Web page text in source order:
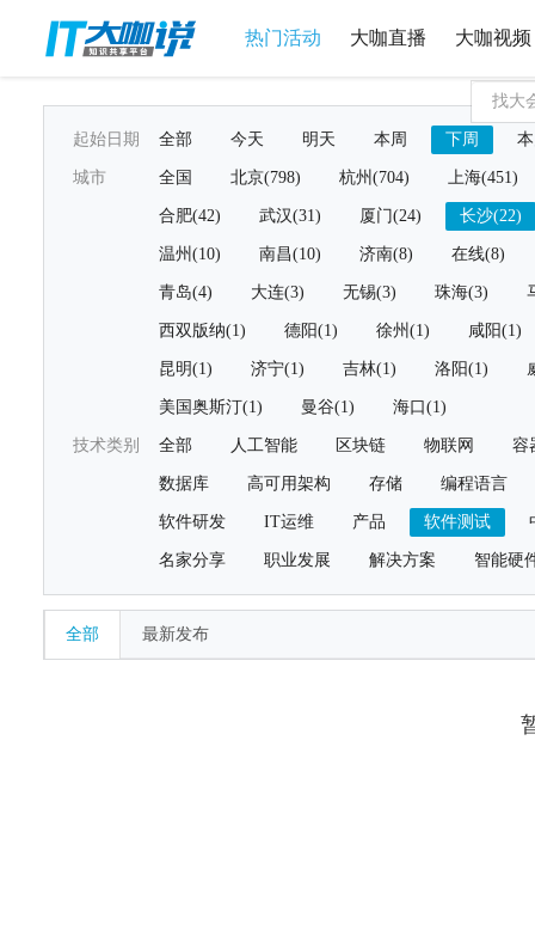
热门活动 大咖直播 大咖视频
起始日期 全部 今天 明天 本周 下周
城市 全国 北京(798) 杭州(704) 上海(451)
合肥(42) 武汉(31) 厦门(24) 长沙(22)
温州(10) 南昌(10) 济南(8) 在线(8)
青岛(4) 大连(3) 无锡(3) 珠海(3)
西双版纳(1) 德阳(1) 徐州(1) 咸阳(1)
昆明(1) 济宁(1) 吉林(1) 洛阳(1)
美国奥斯汀(1) 曼谷(1) 海口(1)
技术类别 全部 人工智能 区块链 物联网 容
数据库 高可用架构 存储 编程语言
软件研发 IT运维 产品 软件测试
名家分享 职业发展 解决方案 智能硬
全部 最新发布